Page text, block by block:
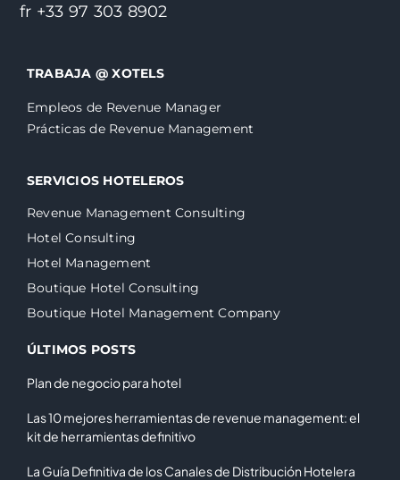
fr +33 97 303 8902
TRABAJA @ XOTELS
Empleos de Revenue Manager
Prácticas de Revenue Management
SERVICIOS HOTELEROS
Revenue Management Consulting
Hotel Consulting
Hotel Management
Boutique Hotel Consulting
Boutique Hotel Management Company
ÚLTIMOS POSTS
Plan de negocio para hotel
Las 10 mejores herramientas de revenue management: el
kit de herramientas definitivo
La Guía Definitiva de los Canales de Distribución Hotelera